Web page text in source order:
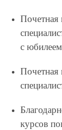
Почетная
с
Почетная
курсов